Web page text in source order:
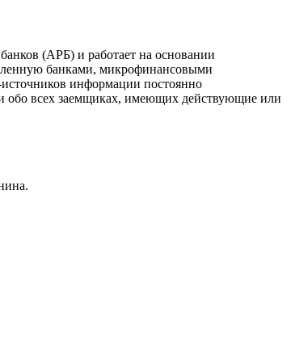
(АРБ) и работает на основании
банками, микрофинансовыми
информации постоянно
обо всех заемщиках, имеющих действующие или